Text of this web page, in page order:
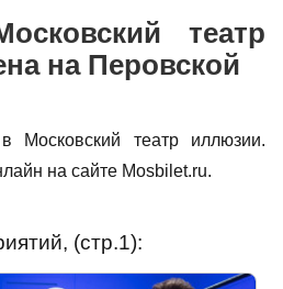
театр
на Перовской
Московский театр иллюзии.
на сайте Mosbilet.ru.
(стр.1):